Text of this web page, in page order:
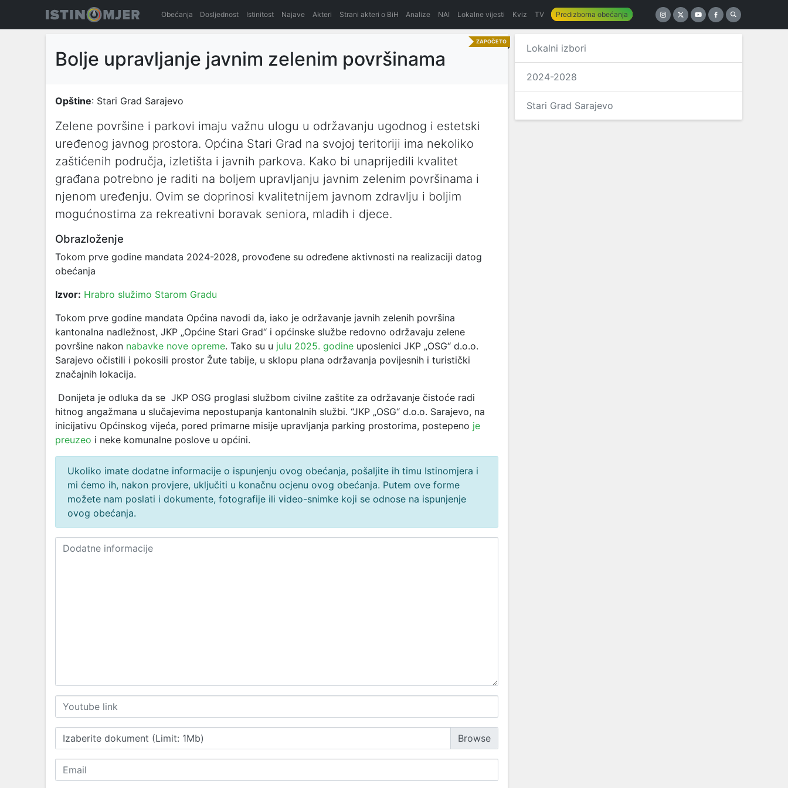
Obećanja Dosljednost Istinitost Najave Akteri Strani akteri o BiH Analize NAI Lokalne vijesti Kviz TV Predizborna obećanja
ZAPOČETO
Bolje upravljanje javnim zelenim površinama
Opštine: Stari Grad Sarajevo
Zelene površine i parkovi imaju važnu ulogu u održavanju ugodnog i estetski
uređenog javnog prostora. Općina Stari Grad na svojoj teritoriji ima nekoliko
zaštićenih područja, izletišta i javnih parkova. Kako bi unaprijedili kvalitet
građana potrebno je raditi na boljem upravljanju javnim zelenim površinama i
njenom uređenju. Ovim se doprinosi kvalitetnijem javnom zdravlju i boljim
mogućnostima za rekreativni boravak seniora, mladih i djece.
Obrazloženje
Tokom prve godine mandata 2024-2028, provođene su određene aktivnosti na realizaciji datog
obećanja
Izvor: Hrabro služimo Starom Gradu
Tokom prve godine mandata Općina navodi da, iako je održavanje javnih zelenih površina
kantonalna nadležnost, JKP „Općine Stari Grad“ i općinske službe redovno održavaju zelene
površine nakon nabavke nove opreme. Tako su u julu 2025. godine uposlenici JKP „OSG“ d.o.o.
Sarajevo očistili i pokosili prostor Žute tabije, u sklopu plana održavanja povijesnih i turistički
značajnih lokacija.
Donijeta je odluka da se JKP OSG proglasi službom civilne zaštite za održavanje čistoće radi
hitnog angažmana u slučajevima nepostupanja kantonalnih službi. “JKP „OSG“ d.o.o. Sarajevo, na
inicijativu Općinskog vijeća, pored primarne misije upravljanja parking prostorima, postepeno je
preuzeo i neke komunalne poslove u općini.
Ukoliko imate dodatne informacije o ispunjenju ovog obećanja, pošaljite ih timu Istinomjera i
mi ćemo ih, nakon provjere, uključiti u konačnu ocjenu ovog obećanja. Putem ove forme
možete nam poslati i dokumente, fotografije ili video-snimke koji se odnose na ispunjenje
ovog obećanja.
Izaberite dokument (Limit: 1Mb)
Lokalni izbori
2024-2028
Stari Grad Sarajevo